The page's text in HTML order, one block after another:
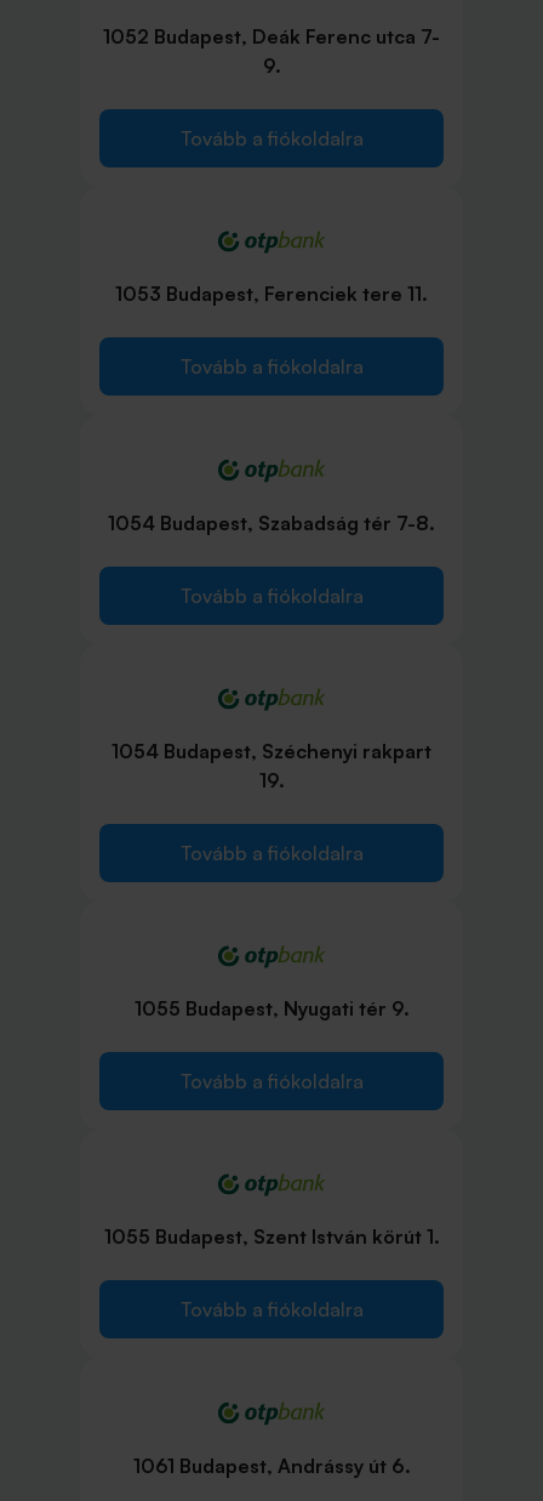
1052 Budapest, Deák Ferenc utca 7-
9.
Tovább a fiókoldalra
1053 Budapest, Ferenciek tere 11.
Tovább a fiókoldalra
1054 Budapest, Szabadság tér 7-8.
Tovább a fiókoldalra
1054 Budapest, Széchenyi rakpart
19.
Tovább a fiókoldalra
1055 Budapest, Nyugati tér 9.
Tovább a fiókoldalra
1055 Budapest, Szent István körút 1.
Tovább a fiókoldalra
1061 Budapest, Andrássy út 6.